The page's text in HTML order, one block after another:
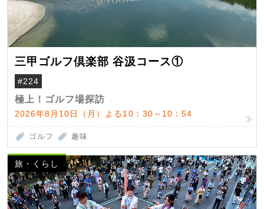
三甲ゴルフ倶楽部 谷汲コース①
#224
極上！ゴルフ場探訪
2026年8月10日（月）よる10：30～10：54
ゴルフ 趣味
旅・くらし